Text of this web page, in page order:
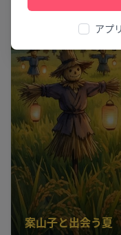
アプ
案山子と出会う夏